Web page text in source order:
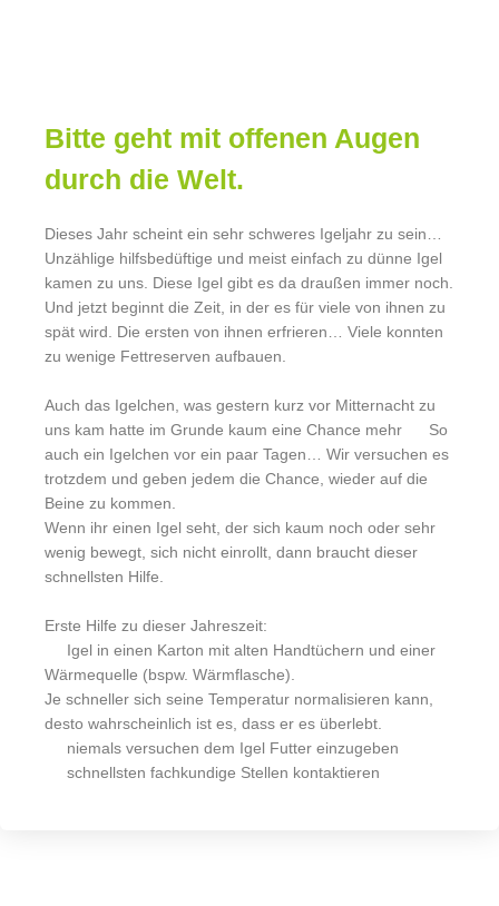
Bitte geht mit offenen Augen
durch die Welt.
Dieses Jahr scheint ein sehr schweres Igeljahr zu sein…
Unzählige hilfsbedüftige und meist einfach zu dünne Igel
kamen zu uns. Diese Igel gibt es da draußen immer noch.
Und jetzt beginnt die Zeit, in der es für viele von ihnen zu
spät wird. Die ersten von ihnen erfrieren… Viele konnten
zu wenige Fettreserven aufbauen.
Auch das Igelchen, was gestern kurz vor Mitternacht zu
uns kam hatte im Grunde kaum eine Chance mehr
So
auch ein Igelchen vor ein paar Tagen… Wir versuchen es
trotzdem und geben jedem die Chance, wieder auf die
Beine zu kommen.
Wenn ihr einen Igel seht, der sich kaum noch oder sehr
wenig bewegt, sich nicht einrollt, dann braucht dieser
schnellsten Hilfe.
Erste Hilfe zu dieser Jahreszeit:
Igel in einen Karton mit alten Handtüchern und einer
Wärmequelle (bspw. Wärmflasche).
Je schneller sich seine Temperatur normalisieren kann,
desto wahrscheinlich ist es, dass er es überlebt.
niemals versuchen dem Igel Futter einzugeben
schnellsten fachkundige Stellen kontaktieren